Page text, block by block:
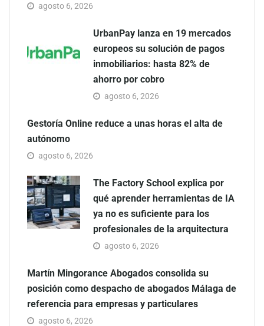
agosto 6, 2026
UrbanPay lanza en 19 mercados
europeos su solución de pagos
inmobiliarios: hasta 82% de
ahorro por cobro
agosto 6, 2026
Gestoría Online reduce a unas horas el alta de
autónomo
agosto 6, 2026
The Factory School explica por
qué aprender herramientas de IA
ya no es suficiente para los
profesionales de la arquitectura
agosto 6, 2026
Martín Mingorance Abogados consolida su
posición como despacho de abogados Málaga de
referencia para empresas y particulares
agosto 6, 2026